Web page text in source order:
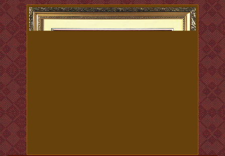
Mã sản phẩm:
Kích thước:
Giá: